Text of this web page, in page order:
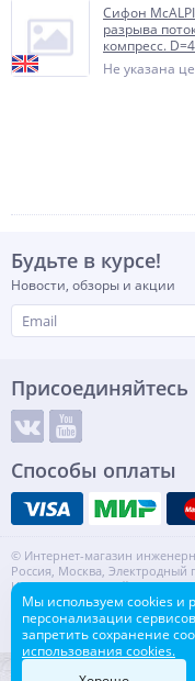
Сифон
разрыва
компресс.
Не указана
Будьте в курсе!
Новости, обзоры и акции
Присоединяйтесь
Способы оплаты
© Интернет-магазин
Россия, Москва, Электродный
Информация на сайте не
ИНН: 7720553918 КПП:
Контакты Карта сайта
Мы используем cookies и
персонализации
запретить сохранение
использования cookies.